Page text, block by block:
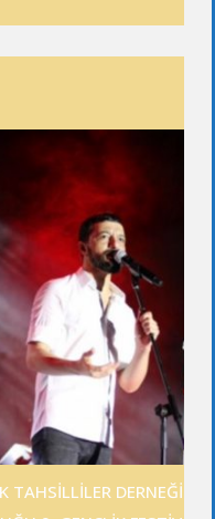
TAHSİLLİLER DERNEĞİ